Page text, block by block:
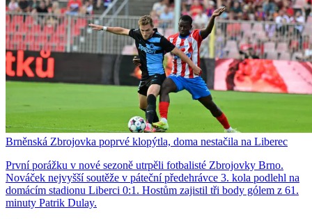
Brněnská Zbrojovka poprvé klopýtla, doma nestačila na Liberec
První porážku v nové sezoně utrpěli fotbalisté Zbrojovky Brno.
Nováček nejvyšší soutěže v páteční předehrávce 3. kola podlehl na
domácím stadionu Liberci 0:1. Hostům zajistil tři body gólem z 61.
minuty Patrik Dulay.